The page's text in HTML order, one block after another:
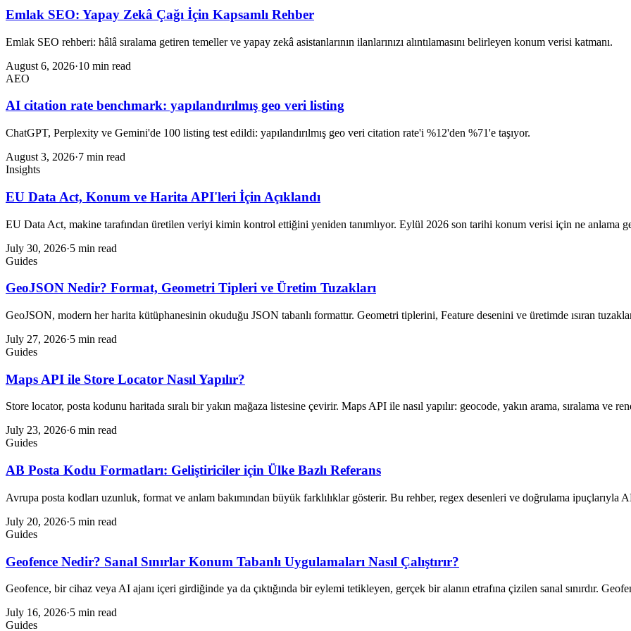
Emlak SEO: Yapay Zekâ Çağı İçin Kapsamlı Rehber
Emlak SEO rehberi: hâlâ sıralama getiren temeller ve yapay zekâ asistanlarının ilanlarınızı alıntılamasını belirleyen konum verisi katmanı.
August 6, 2026·10 min read
AEO
AI citation rate benchmark: yapılandırılmış geo veri listing
ChatGPT, Perplexity ve Gemini'de 100 listing test edildi: yapılandırılmış geo veri citation rate'i %12'den %71'e taşıyor.
August 3, 2026·7 min read
Insights
EU Data Act, Konum ve Harita API'leri İçin Açıklandı
EU Data Act, makine tarafından üretilen veriyi kimin kontrol ettiğini yeniden tanımlıyor. Eylül 2026 son tarihi konum verisi için ne anlama
July 30, 2026·5 min read
Guides
GeoJSON Nedir? Format, Geometri Tipleri ve Üretim Tuzakları
GeoJSON, modern her harita kütüphanesinin okuduğu JSON tabanlı formattır. Geometri tiplerini, Feature desenini ve üretimde ısıran
July 27, 2026·5 min read
Guides
Maps API ile Store Locator Nasıl Yapılır?
Store locator, posta kodunu haritada sıralı bir yakın mağaza listesine çevirir. Maps API ile nasıl yapılır: geocode, yakın arama, sıralama ve
July 23, 2026·6 min read
Guides
AB Posta Kodu Formatları: Geliştiriciler için Ülke Bazlı Referans
Avrupa posta kodları uzunluk, format ve anlam bakımından büyük farklılıklar gösterir. Bu rehber, regex desenleri ve doğrulama ipuçlarıyla
July 20, 2026·5 min read
Guides
Geofence Nedir? Sanal Sınırlar Konum Tabanlı Uygulamaları Nasıl Çalıştırır?
Geofence, bir cihaz veya AI ajanı içeri girdiğinde ya da çıktığında bir eylemi tetikleyen, gerçek bir alanın etrafına çizilen sanal sınırdır.
July 16, 2026·5 min read
Guides